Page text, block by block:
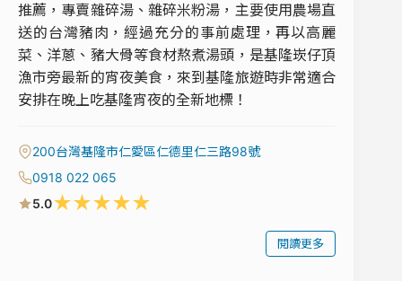
推薦，專賣雜碎湯、雜碎米粉湯，主要使用農場直
送的台灣豬肉，經過充分的事前處理，再以高麗
菜、洋蔥、豬大骨等食材熬煮湯頭，是基隆崁仔頂
漁市旁最新的宵夜美食，來到基隆旅遊時非常適合
安排在晚上吃基隆宵夜的全新地標！
200台灣基隆市仁愛區仁德里仁三路98號
0918 022 065
5.0★★★★★
閱讀更多